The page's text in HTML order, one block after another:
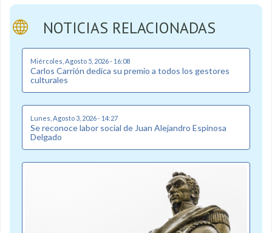
NOTICIAS RELACIONADAS
Miércoles, Agosto 5, 2026 - 16:08
Carlos Carrión dedica su premio a todos los gestores
culturales
Lunes, Agosto 3, 2026 - 14:27
Se reconoce labor social de Juan Alejandro Espinosa
Delgado